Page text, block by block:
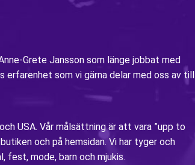
Grete Jansson som länge jobbat med
erfarenhet som vi gärna delar med oss av till
USA. Vår målsättning är att vara ”upp to
och på hemsidan. Vi har tyger och
fest, mode, barn och mjukis.